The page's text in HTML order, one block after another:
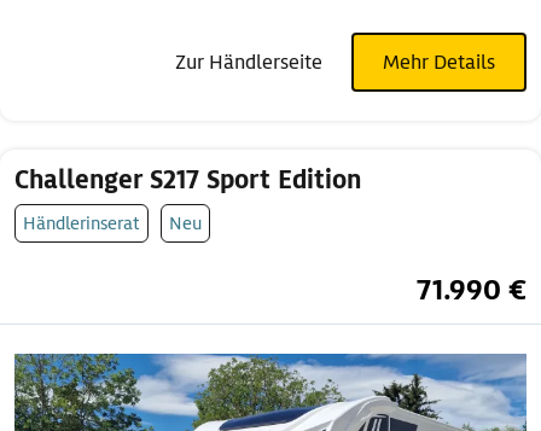
Zur Händlerseite Mehr Details
Challenger S217 Sport Edition
Händlerinserat Neu
71.990 €